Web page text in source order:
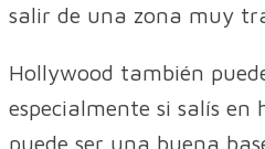
salir de una zona muy
Hollywood también
especialmente si salís en
puede ser una buena